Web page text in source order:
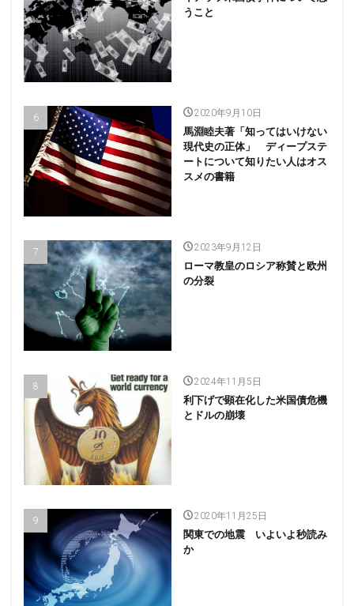
うこと
2020年9月10日
馬淵睦夫著「知ってはいけない
現代史の正体」 ディープステ
ートについて知りたい人はオス
スメの書籍
2023年9月12日
ローマ教皇のロシア称賛と欧州
の分裂
2024年11月5日
利下げで顕在化した米国債危機
とドルの崩壊
2020年11月25日
関東での地震 いよいよ秒読み
か